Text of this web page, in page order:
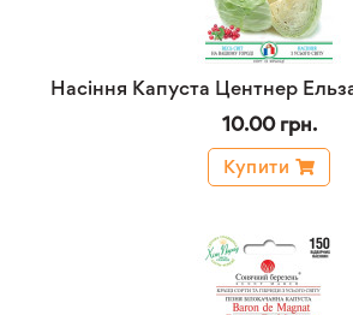
Насіння Капуста Центнер
10.00 грн.
Купити